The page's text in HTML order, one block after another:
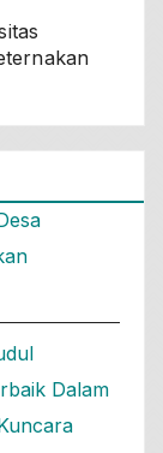
Dalam